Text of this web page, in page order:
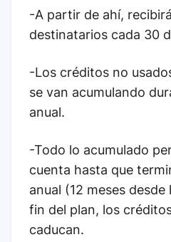
-A partir de ahí,
destinatarios cada 30
-Los créditos no
se van acumulando
anual.
-Todo lo acumulado
cuenta hasta que
anual (12 meses
fin del plan, los
caducan.